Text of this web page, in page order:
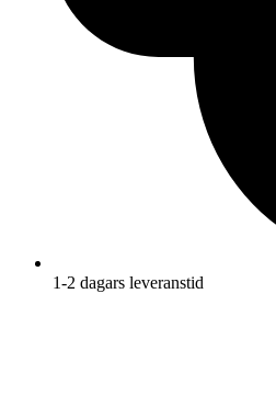
1-2 dagars leveranstid